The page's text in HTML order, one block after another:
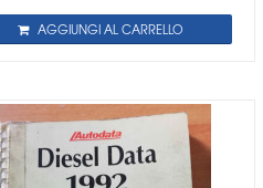
AGGIUNGI AL CARRELLO